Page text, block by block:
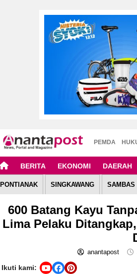
PEMDA
BERITA EKONOMI DAERAH
PONTIANAK SINGKAWANG SAMBAS
600 Batang Kayu
Lima Pelaku
anantapost
Ikuti kami: